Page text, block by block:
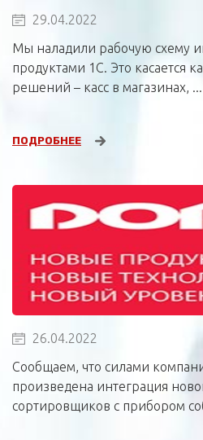
29.04.2022
Мы наладили рабочую схему
продуктами 1С. Это касается
решений – касс в магазинах, ...
ПОДРОБНЕЕ
26.04.2022
Сообщаем, что силами
произведена интеграция
сортировщиков с прибором